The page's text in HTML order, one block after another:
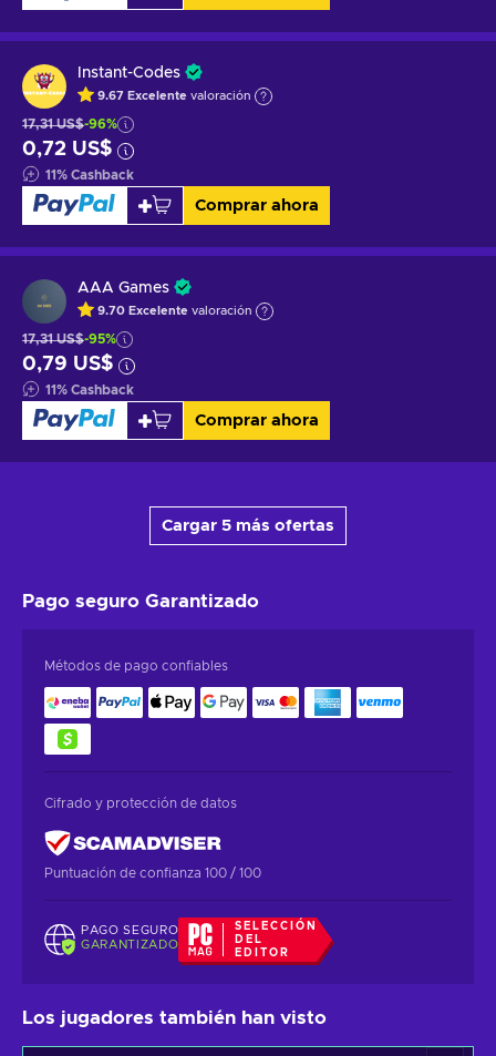
Instant-Codes
9.67 Excelente valoración
17,31 US$-96%
0,72 US$
11% Cashback
Comprar ahora
AAA Games
9.70 Excelente valoración
17,31 US$-95%
0,79 US$
11% Cashback
Comprar ahora
Cargar 5 más ofertas
Pago seguro Garantizado
Métodos de pago confiables
Cifrado y protección de datos
Puntuación de confianza 100 / 100
PAGO SEGURO
GARANTIZADO
SELECCIÓN
DEL
EDITOR
Los jugadores también han visto